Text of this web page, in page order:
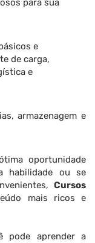
para sua
e
de carga,
e
armazenagem e
oportunidade
habilidade ou se
Cursos
mais ricos e
pode aprender a